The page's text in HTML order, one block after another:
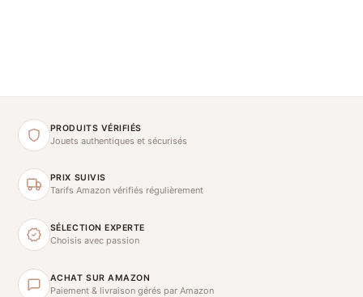
PRODUITS VÉRIFIÉS
Jouets authentiques et sécurisés
PRIX SUIVIS
Tarifs Amazon vérifiés régulièrement
SÉLECTION EXPERTE
Choisis avec passion
ACHAT SUR AMAZON
Paiement & livraison gérés par Amazon